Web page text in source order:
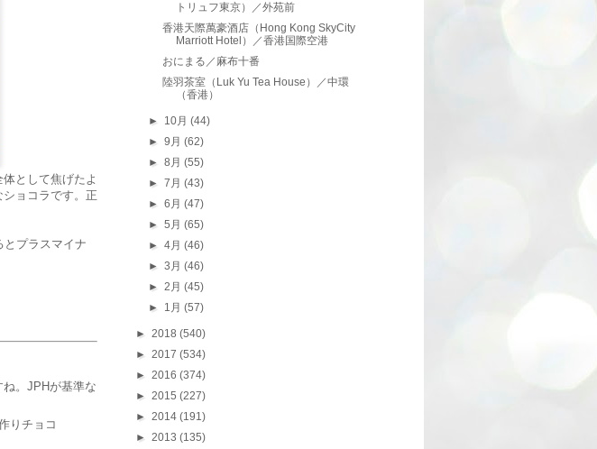
として焦げたよ
ョコラです。正
とプラスマイナ
。JPHが基準な
りチョコ
トリュフ東京）／外苑前
香港天際萬豪酒店（Hong Kong SkyCity
Marriott Hotel）／香港国際空港
おにまる／麻布十番
陸羽茶室（Luk Yu Tea House）／中環
（香港）
► 10月(44)
►9月(62)
►8月(55)
►7月(43)
►6月(47)
►5月(65)
►4月(46)
►3月(46)
►2月(45)
► 1月(57)
► 2018 (540)
► 2017 (534)
► 2016 (374)
► 2015 (227)
► 2014 (191)
► 2013 (135)